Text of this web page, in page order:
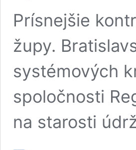
Prísnejšie
župy.
systémových
spoločnosti
na starosti